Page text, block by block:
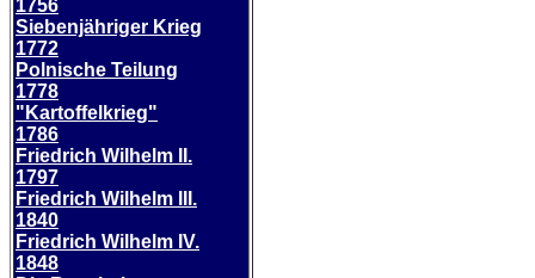
1756
Siebenjähriger Krieg
1772
Polnische Teilung
1778
"Kartoffelkrieg"
1786
Friedrich Wilhelm II.
1797
Friedrich Wilhelm III.
1840
Friedrich Wilhelm IV.
1848